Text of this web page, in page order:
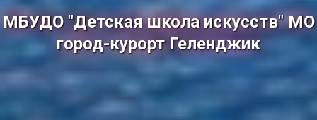
МБУДО "Детская школа искусств" МО
город-курорт Геленджик